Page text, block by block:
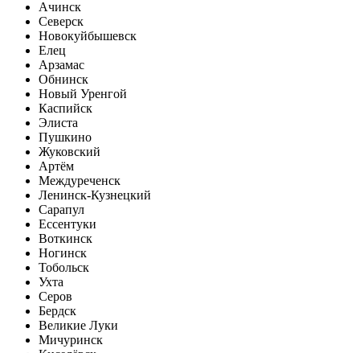
Ачинск
Северск
Новокуйбышевск
Елец
Арзамас
Обнинск
Новый Уренгой
Каспийск
Элиста
Пушкино
Жуковский
Артём
Междуреченск
Ленинск-Кузнецкий
Сарапул
Ессентуки
Воткинск
Ногинск
Тобольск
Ухта
Серов
Бердск
Великие Луки
Мичуринск